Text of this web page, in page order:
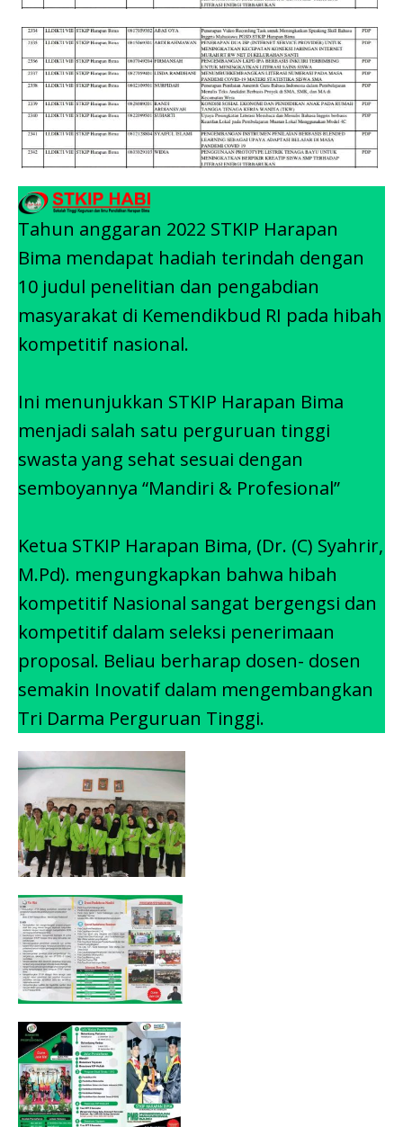
Tahun anggaran 2022 STKIP Harapan
Bima mendapat hadiah terindah dengan
10 judul penelitian dan pengabdian
masyarakat di Kemendikbud RI pada hibah
kompetitif nasional.
Ini menunjukkan STKIP Harapan Bima
menjadi salah satu perguruan tinggi
swasta yang sehat sesuai dengan
semboyannya “Mandiri & Profesional”
Ketua STKIP Harapan Bima, (Dr. (C) Syahrir,
M.Pd). mengungkapkan bahwa hibah
kompetitif Nasional sangat bergengsi dan
kompetitif dalam seleksi penerimaan
proposal. Beliau berharap dosen- dosen
semakin Inovatif dalam mengembangkan
Tri Darma Perguruan Tinggi.